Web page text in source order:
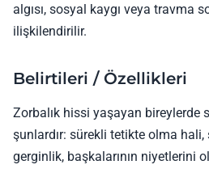
algısı, sosyal kaygı veya travma
ilişkilendirilir.
Belirtileri / Özellikleri
Zorbalık hissi yaşayan bireylerde
şunlardır: sürekli tetikte olma
gerginlik, başkalarının niyetlerini